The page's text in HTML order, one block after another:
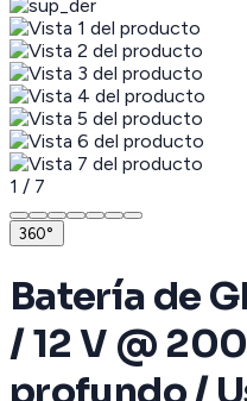
1 / 7
360°
Batería de
/ 12 V @
profundo /